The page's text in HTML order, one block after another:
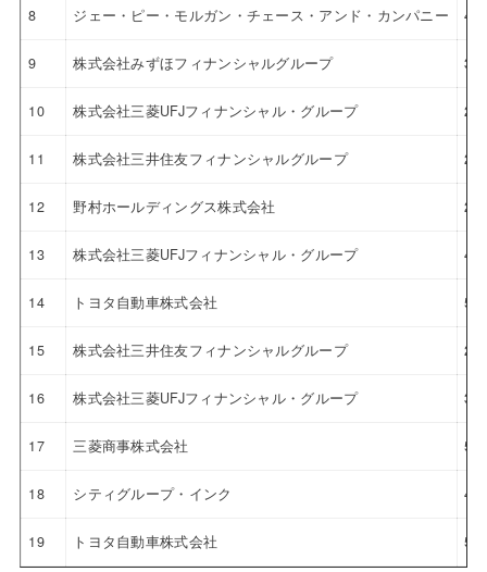
8 ジェー・ピー・モルガン・チェース・アンド・カンパニー
9 株式会社みずほフィナンシャルグループ
10 株式会社三菱UFJフィナンシャル・グループ
11 株式会社三井住友フィナンシャルグループ
12 野村ホールディングス株式会社
13 株式会社三菱UFJフィナンシャル・グループ
14 トヨタ自動車株式会社
15 株式会社三井住友フィナンシャルグループ
16 株式会社三菱UFJフィナンシャル・グループ
17 三菱商事株式会社
18 シティグループ・インク
19 トヨタ自動車株式会社